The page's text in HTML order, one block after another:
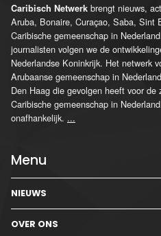
Caribisch Netwerk brengt nieuws,
Aruba, Bonaire, Curaçao, Saba, Sint
Caribische gemeenschap in
journalisten volgen we de
Nederlandse Koninkrijk. Het netwerk
Arubaanse gemeenschap in
Den Haag die gevolgen heeft voor
Caribische gemeenschap in
onafhankelijk. ...
Menu
NIEUWS
OVER ONS